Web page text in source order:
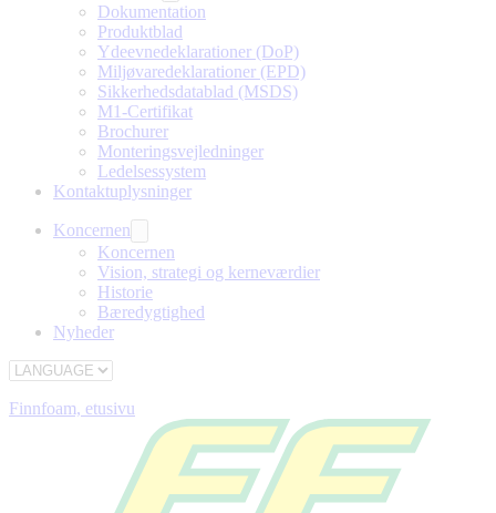
Dokumentation
Produktblad
Ydeevnedeklarationer (DoP)
Miljøvaredeklarationer (EPD)
Sikkerhedsdatablad (MSDS)
M1-Certifikat
Brochurer
Monteringsvejledninger
Ledelsessystem
Kontaktuplysninger
Koncernen
Koncernen
Vision, strategi og kerneværdier
Historie
Bæredygtighed
Nyheder
Finnfoam, etusivu